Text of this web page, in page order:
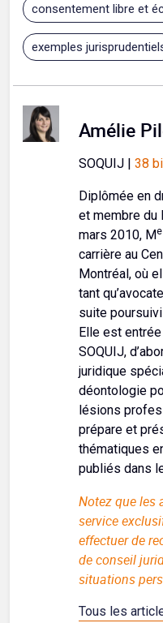
consentement libre et
exemples
Amélie
SOQUIJ |38
Diplômée en
et membre du
mars 2010, Me
carrière au
Montréal, où
tant
suite
Elle est
SOQUIJ,
juridique
déontologie
lésions
prépare et
thématiques
publiés dans
Notez que les
service
effectuer de
de conseil
situations
Tous les